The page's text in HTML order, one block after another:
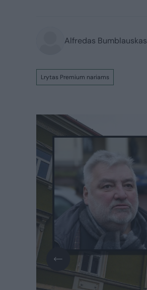
Alfredas Bumblauskas
Lrytas Premium nariams